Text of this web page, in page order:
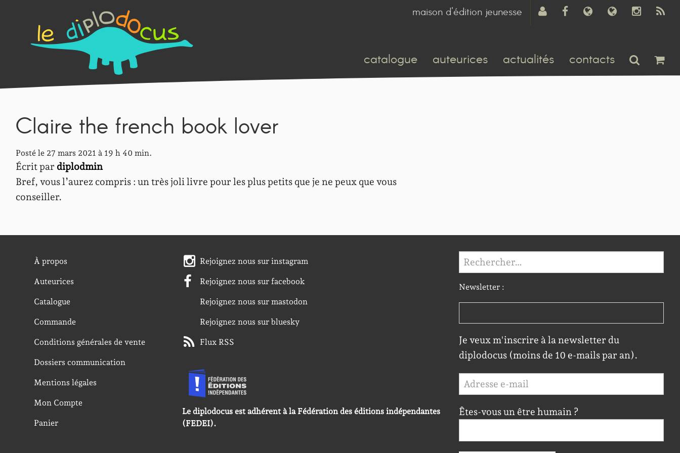
maison d'édition jeunesse
catalogue auteurices actualités contacts
Claire the french book lover
Posté le 27 mars 2021 à 19 h 40 min.
Écrit par diplodmin
Bref, vous l’aurez compris : un très joli livre pour les plus petits que je ne peux que vous
conseiller.
À propos
Auteurices
Catalogue
Commande
Conditions générales de vente
Dossiers communication
Mentions légales
Mon Compte
Panier
Rejoignez nous sur instagram
Rejoignez nous sur facebook
Rejoignez nous sur mastodon
Rejoignez nous sur bluesky
Flux RSS
Le diplodocus est adhérent à la Fédération des éditions indépendantes
(FEDEI).
Rechercher :
Newsletter :
Je veux m'inscrire à la newsletter du
diplodocus (moins de 10 e-mails par an).
Êtes-vous un être humain ?